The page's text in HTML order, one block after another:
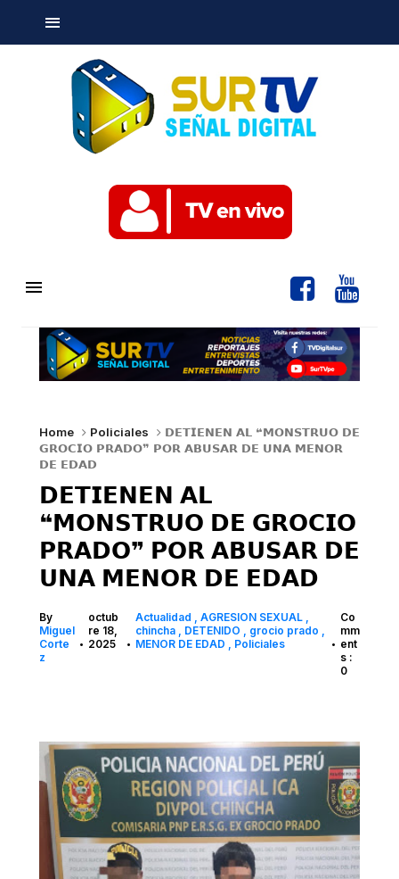
Home Policiales
𝗗𝗘𝗧𝗜𝗘𝗡𝗘𝗡 𝗔𝗟 ❝𝗠𝗢𝗡𝗦𝗧𝗥𝗨𝗢 𝗗𝗘
𝗚𝗥𝗢𝗖𝗜𝗢 𝗣𝗥𝗔𝗗𝗢❞ 𝗣𝗢𝗥 𝗔𝗕𝗨𝗦𝗔𝗥 𝗗𝗘 𝗨𝗡𝗔 𝗠𝗘𝗡𝗢𝗥
𝗗𝗘 𝗘𝗗𝗔𝗗
𝗗𝗘𝗧𝗜𝗘𝗡𝗘𝗡 𝗔𝗟
❝𝗠𝗢𝗡𝗦𝗧𝗥𝗨𝗢 𝗗𝗘 𝗚𝗥𝗢𝗖𝗜𝗢
𝗣𝗥𝗔𝗗𝗢❞ 𝗣𝗢𝗥 𝗔𝗕𝗨𝗦𝗔𝗥 𝗗𝗘
𝗨𝗡𝗔 𝗠𝗘𝗡𝗢𝗥 𝗗𝗘 𝗘𝗗𝗔𝗗
By
Miguel
Corte
z
•
octub
re 18,
2025
•
Actualidad
AGRESION SEXUAL
chincha
DETENIDO
grocio prado
MENOR DE EDAD
Policiales •
Co
mm
ent
s :
0